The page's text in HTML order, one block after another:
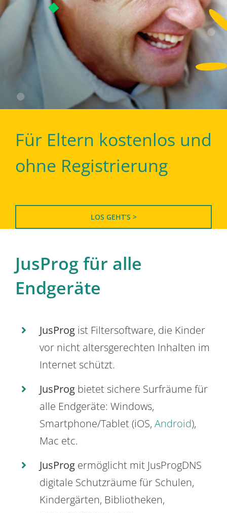
Für Eltern kostenlos und
ohne Registrierung
LOS GEHT’S >
JusProg für alle
Endgeräte
JusProg ist Filtersoftware, die Kinder
vor nicht altersgerechten Inhalten im
Internet schützt.
JusProg bietet sichere Surfräume für
alle Endgeräte: Windows,
Smartphone/Tablet (iOS, Android),
Mac etc.
JusProg ermöglicht mit JusProgDNS
digitale Schutzräume für Schulen,
Kindergärten, Bibliotheken,